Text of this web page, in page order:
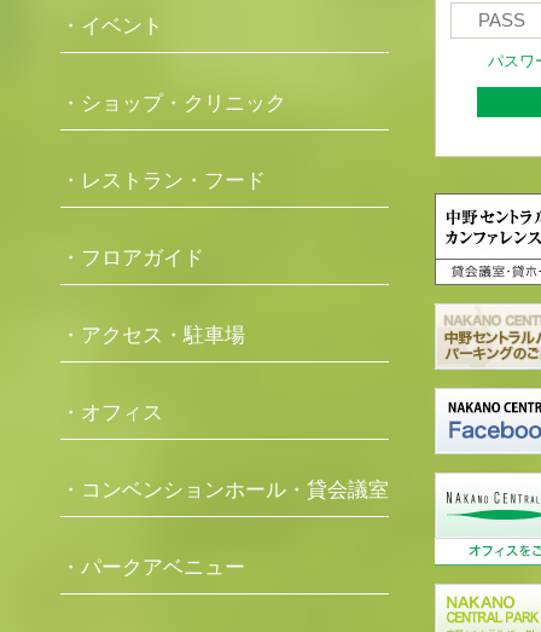
・イベント
・ショップ・クリニック
・レストラン・フード
・フロアガイド
・アクセス・駐車場
・オフィス
・コンベンションホール・貸会議室
・パークアベニュー
パスワ